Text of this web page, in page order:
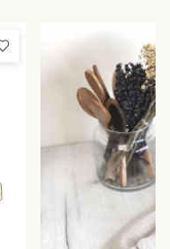
Добави в любими